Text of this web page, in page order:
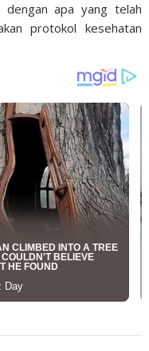
dengan apa yang telah
protokol kesehatan